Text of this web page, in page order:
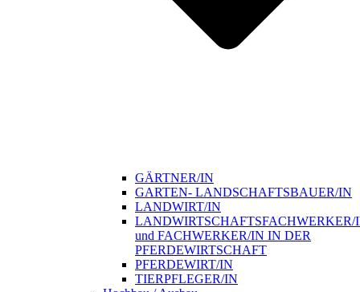
GÄRTNER/IN
GARTEN- LANDSCHAFTSBAUER/IN
LANDWIRT/IN
LANDWIRTSCHAFTSFACHWERKER/
und FACHWERKER/IN IN DER
PFERDEWIRTSCHAFT
PFERDEWIRT/IN
TIERPFLEGER/IN